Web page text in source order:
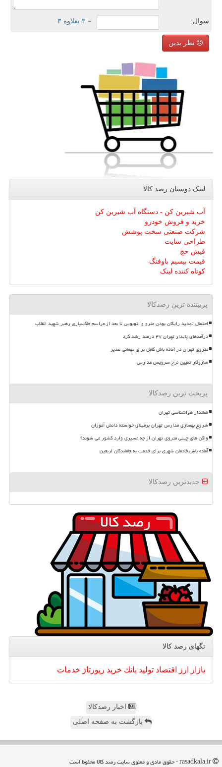
سوال: = ۳ بعلاوه ۳
نظر بدین
لینک دوستان رصد كالا
آب شیرین کن - دستگاه آب شیرین کن
خرید و فروش خودرو
شرکت صنعتی سخت پوشش
طراحی سایت
فیش حج
قیمت بیسیم باوفنگ
کوتاه کننده لینک
پربیننده ترین رصدکالا
احتمال تمدید رایگان بودن مترو و اتوبوس تا بعد از مراسم خاکسپاری رهبر شهید انقلاب
درآمدهای پایدار تهران ۴۷ درصد رشد کرد
متروی تهران در آماده باش کامل برای مهمانی غدیر
سازوکار تعیین نرخ سرویس مدارس
پربحث ترین رصدکالا
هشدار هواشناسی تهران
شروع بهسازی مدارس تهران برمبنای خواسته دانش آموزان
واگن های چینی متروی تهران از چه مسیری وارد کشور می شوند؟
آماده باش خادمان شهری برای خدمت به جاماندگان اربعین
جدیدترین رصدکالا
تگهای رصد كالا
بازار ارز اقتصاد تولید بانك خرید رپورتاژ خدمات
اخبار رصدکالا
بازگشت به صفحه اصلی